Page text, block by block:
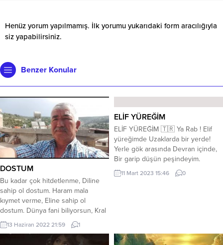
Henüz yorum yapılmamış. İlk yorumu yukarıdaki form aracılığıyla
siz yapabilirsiniz.
Benzer Konular
DOSTUM
Bu kadar çok hitdetlenme, Diline
sahip ol dostum. Haram mala
kıymet verme, Eline sahip ol
dostum. Dünya fani biliyorsun, Kral
olsan ölüyorsun, Belki bu gün
gülüyorsun, Yılına sahip ol dostum.
Bu gün etselerde şak,şak, Tarih ne
13 Haziran 2022 21:59 1
ELİF YÜREĞİM
ELİF YÜREĞİM 🇹🇷 Ya Rab ! Elif
yüreğimde Uzaklarda bir yerde!
Yerle gök arasında Devran içinde,
Bir garip düşün peşindeyim.
Doksandokuz ismin Sevabı
üzerime farz olsun ki Kimsesizliğin
11 Mart 2023 15:46 0